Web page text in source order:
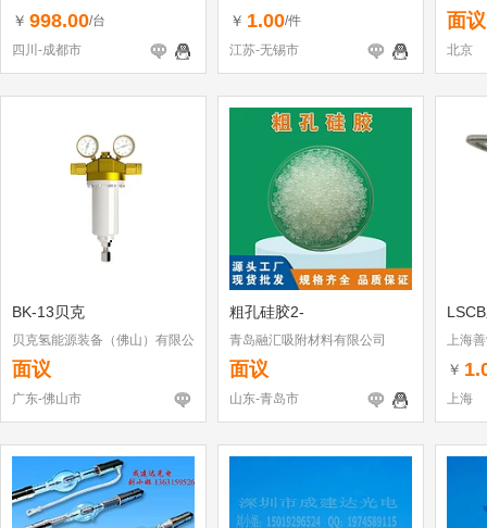
￥ 998.00/台
四川-成都市
￥ 1.00/件
江苏-无锡市
面议
北京
BK-13贝克
贝克氢能源装备（佛山）有限公
司
面议
广东-佛山市
粗孔硅胶2-
青岛融汇吸附材料有限公司
面议
山东-青岛市
上海
￥
上海